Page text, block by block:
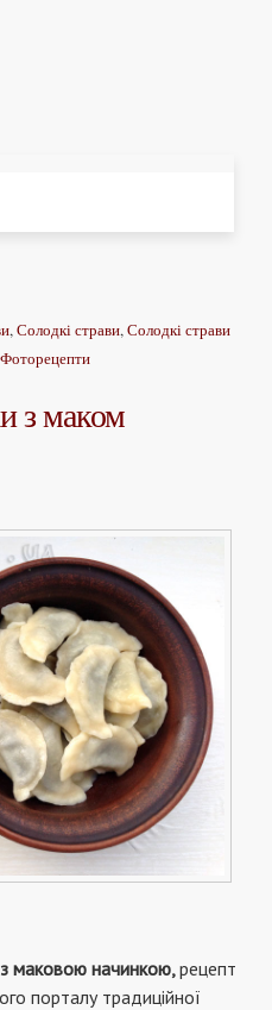
,Солодкі страви,Солодкі страви
Фоторецепти
з маком
з маковою начинкою,рецепт
порталу традиційної